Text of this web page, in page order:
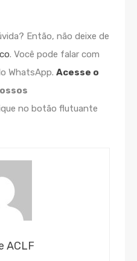
Então, não deixe de
. Você pode falar com
WhatsApp. Acesse o
no botão flutuante
ACLF